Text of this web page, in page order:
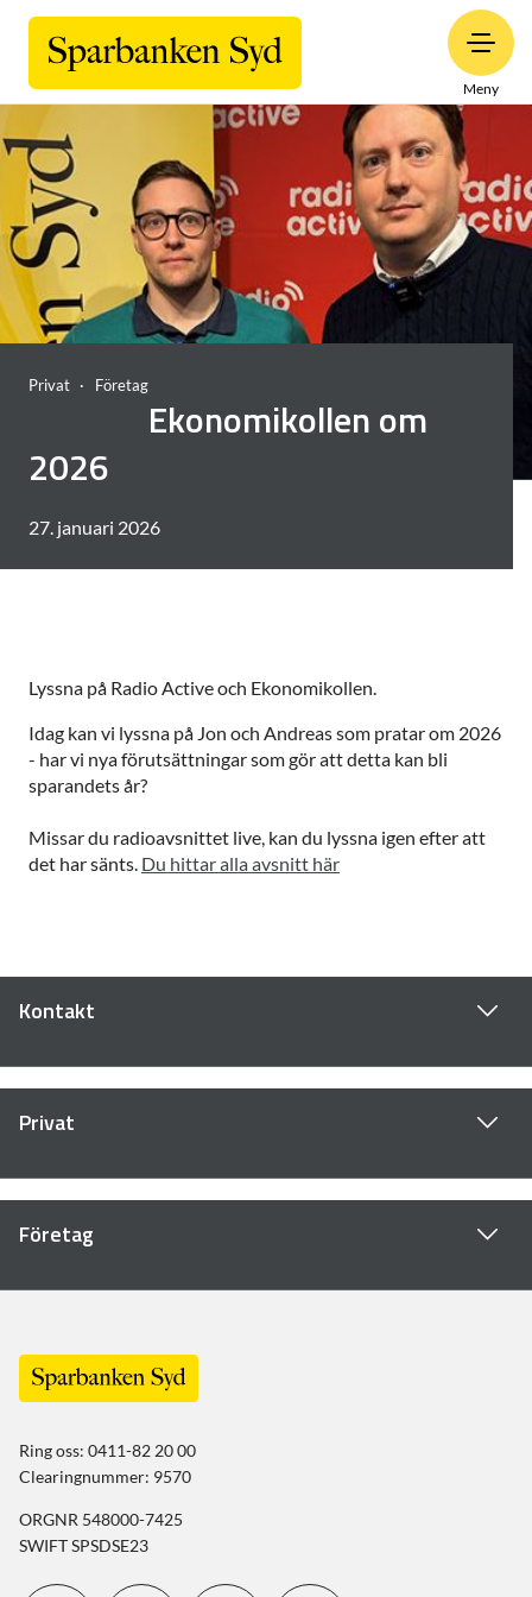
Meny
Privat Företag
Ekonomikollen om
2026
27. januari 2026
Lyssna på Radio Active och Ekonomikollen.
Idag kan vi lyssna på Jon och Andreas som pratar om 2026
- har vi nya förutsättningar som gör att detta kan bli
sparandets år?
Missar du radioavsnittet live, kan du lyssna igen efter att
det har sänts. Du hittar alla avsnitt här
Kontakt
Privat
Företag
Ring oss: 0411-82 20 00
Clearingnummer: 9570
ORGNR 548000-7425
SWIFT SPSDSE23